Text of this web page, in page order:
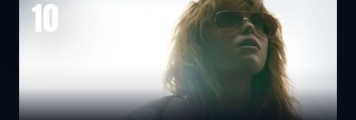
10